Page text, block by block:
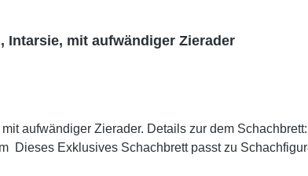
Intarsie, mit aufwändiger Zierader
zur dem Schachbrett: Anigree schwarz und Esche Maser matt lackiert Intarsie mit